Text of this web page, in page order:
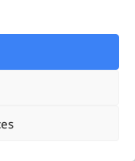
en 2024,
de
ne